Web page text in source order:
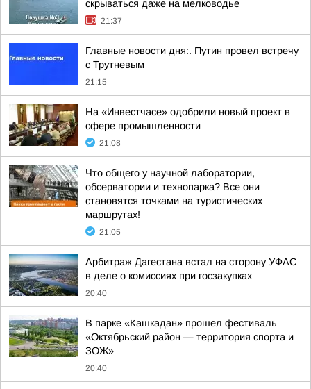
скрываться даже на мелководье
21:37
Главные новости дня:. Путин провел встречу
с Трутневым
21:15
На «Инвестчасе» одобрили новый проект в
сфере промышленности
21:08
Что общего у научной лаборатории,
обсерватории и технопарка? Все они
становятся точками на туристических
маршрутах!
21:05
Арбитраж Дагестана встал на сторону УФАС
в деле о комиссиях при госзакупках
20:40
В парке «Кашкадан» прошел фестиваль
«Октябрьский район — территория спорта и
ЗОЖ»
20:40